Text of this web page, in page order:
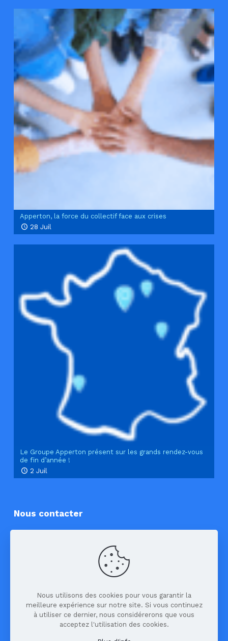
Apperton, la force du collectif face aux crises
28 Juil
Le Groupe Apperton présent sur les grands rendez-vous
de fin d’année !
2 Juil
Nous contacter
contact@apperton.fr
Nous utilisons des cookies pour vous garantir la
meilleure expérience sur notre site. Si vous continuez
à utiliser ce dernier, nous considérerons que vous
acceptez l'utilisation des cookies.